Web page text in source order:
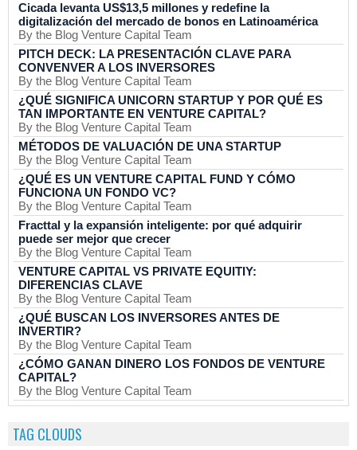
Cicada levanta US$13,5 millones y redefine la
digitalización del mercado de bonos en Latinoamérica
By the Blog Venture Capital Team
PITCH DECK: LA PRESENTACIÓN CLAVE PARA
CONVENVER A LOS INVERSORES
By the Blog Venture Capital Team
¿QUÉ SIGNIFICA UNICORN STARTUP Y POR QUÉ ES
TAN IMPORTANTE EN VENTURE CAPITAL?
By the Blog Venture Capital Team
MÉTODOS DE VALUACIÓN DE UNA STARTUP
By the Blog Venture Capital Team
¿QUÉ ES UN VENTURE CAPITAL FUND Y CÓMO
FUNCIONA UN FONDO VC?
By the Blog Venture Capital Team
Fracttal y la expansión inteligente: por qué adquirir
puede ser mejor que crecer
By the Blog Venture Capital Team
VENTURE CAPITAL VS PRIVATE EQUITIY:
DIFERENCIAS CLAVE
By the Blog Venture Capital Team
¿QUÉ BUSCAN LOS INVERSORES ANTES DE
INVERTIR?
By the Blog Venture Capital Team
¿CÓMO GANAN DINERO LOS FONDOS DE VENTURE
CAPITAL?
By the Blog Venture Capital Team
TAG CLOUDS